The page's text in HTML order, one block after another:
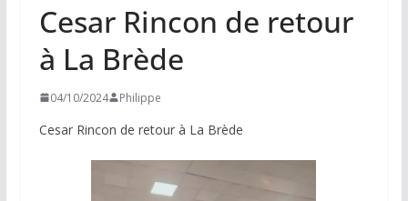
Cesar Rincon de retour
à La Brède
04/10/2024 Philippe
Cesar Rincon de retour à La Brède